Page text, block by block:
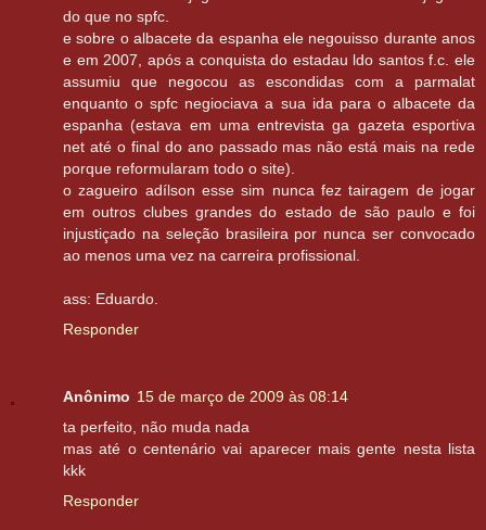
do que no spfc.
e sobre o albacete da espanha ele negouisso durante anos
e em 2007, após a conquista do estadau ldo santos f.c. ele
assumiu que negocou as escondidas com a parmalat
enquanto o spfc negiociava a sua ida para o albacete da
espanha (estava em uma entrevista ga gazeta esportiva
net até o final do ano passado mas não está mais na rede
porque reformularam todo o site).
o zagueiro adílson esse sim nunca fez tairagem de jogar
em outros clubes grandes do estado de são paulo e foi
injustiçado na seleção brasileira por nunca ser convocado
ao menos uma vez na carreira profissional.
ass: Eduardo.
Responder
Anônimo 15 de março de 2009 às 08:14
ta perfeito, não muda nada
mas até o centenário vai aparecer mais gente nesta lista
kkk
Responder